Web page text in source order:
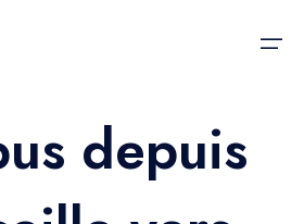
depuis